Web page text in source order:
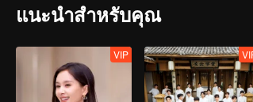
แนะนำสำหรับคุณ
VIP